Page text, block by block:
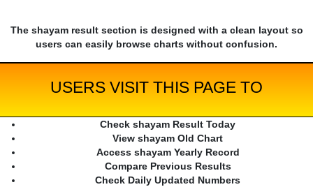
The shayam result section is designed with a clean layout so
users can easily browse charts without confusion.
USERS VISIT THIS PAGE TO
Check shayam Result Today
View shayam Old Chart
Access shayam Yearly Record
Compare Previous Results
Check Daily Updated Numbers